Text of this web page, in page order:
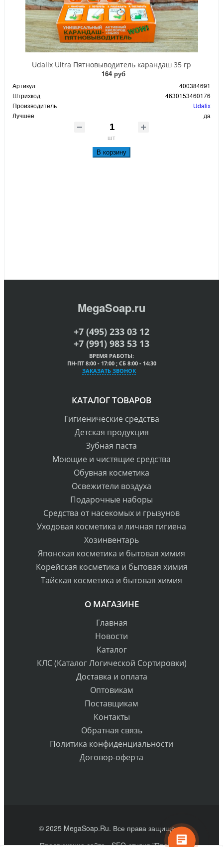
Udalix Ultra Пятновыводитель карандаш 35 гр
164 руб
Артикул
400384691
Штрихкод
4630153460176
Производитель
Udalix
Лучшее
да
шт
В корзину
MegaSoap.ru
+7 (495) 233 03 12
+7 (991) 983 53 13
ВРЕМЯ РАБОТЫ:
ПН-ПТ 8:00 - 17:00 ; СБ 8:00 - 14:30
ЗАКАЗАТЬ ЗВОНОК
КАТАЛОГ ТОВАРОВ
Гигиенические средства
Детская продукция
Зубная паста
Моющие и чистящие средства
Обувная косметика
Освежители воздуха
Подарочные наборы
Средства от насекомых и грызунов
Уходовая косметика и личная гигиена
Хозинвентарь
Японская косметика и бытовая химия
Корейская косметика и бытовая химия
Тайская косметика и бытовая химия
О МАГАЗИНЕ
Главная
Новости
Каталог
КЛС (Каталог Логической Сортировки)
Доставка и оплата
Оптовикам
Поставщикам
Контакты
Обратная связь
Политика конфиденциальности
Договор-оферта
© 2025 MegaSoap.Ru. Все права защищены